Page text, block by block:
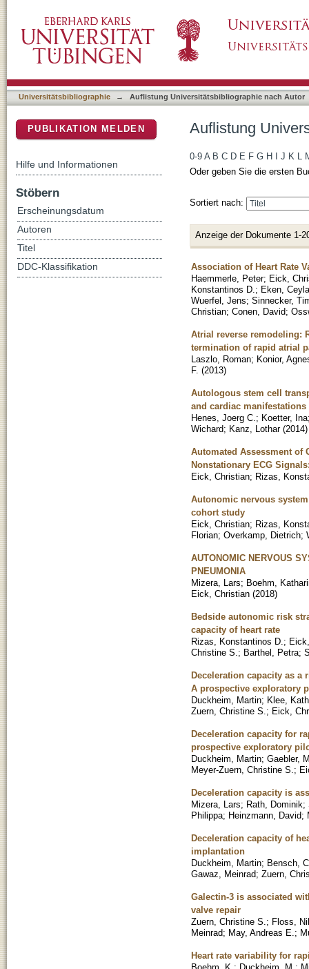
Universitätsbibliographie → Auflistung Universitätsbibliographie nach Autor
Auflistung
0-9 A B C D E F G H J K L
Oder geben Sie die ersten
Sortiert nach:
Anzeige der Dokumente 1-
Association of Heart Rate
Haemmerle, Peter; Eick,
Konstantinos D. ; Eken,
Wuerfel, Jens; Sinnecker,
Christian; Conen, David;
Atrial reverse remodeling:
termination of rapid atrial
Laszlo, Roman; Konior,
F. (2013)
Autologous stem cell
and cardiac manifestations
Henes, Joerg C. ; Koetter, Ina
Wichard; Kanz, Lothar (2014)
Automated Assessment of
Nonstationary ECG
Eick, Christian; Rizas,
Autonomic nervous
cohort study
Eick, Christian; Rizas,
Florian; Overkamp, Dietrich;
AUTONOMIC NERVOUS
PNEUMONIA
Mizera, Lars; Boehm,
Eick, Christian (2018)
Bedside autonomic risk
capacity of heart rate
Rizas, Konstantinos D. ;
Christine S. ; Barthel, Petra;
Deceleration capacity as a
A prospective exploratory
Duckheim, Martin; Klee,
Zuern, Christine S. ; Eick,
Deceleration capacity for
prospective exploratory
Duckheim, Martin; Gaebler,
Meyer-Zuern, Christine S. ;
Deceleration capacity is
Mizera, Lars; Rath, Dominik;
Philippa; Heinzmann, David;
Deceleration capacity of
implantation
Duckheim, Martin; Bensch,
Gawaz, Meinrad; Zuern,
Galectin-3 is associated
valve repair
Zuern, Christine S. ; Floss,
Meinrad; May, Andreas E. ;
Heart rate variability for
PUBLIKATION MELDEN
Hilfe und Informationen
Stöbern
Erscheinungsdatum
Autoren
Titel
DDC-Klassifikation